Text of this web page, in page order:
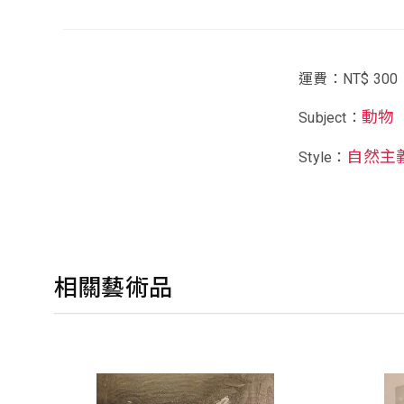
運費：NT$ 300
Subject： 動物
Style： 自然主
相關藝術品